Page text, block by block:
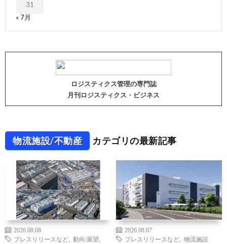
31
« 7月
ロジスティクス管理の専門誌
月刊ロジスティクス・ビジネス
物流施設/不動産 カテゴリの最新記事
2026.08.08
プレスリリースなど
動向/展望
2026.08.07
プレスリリースなど
物流施設